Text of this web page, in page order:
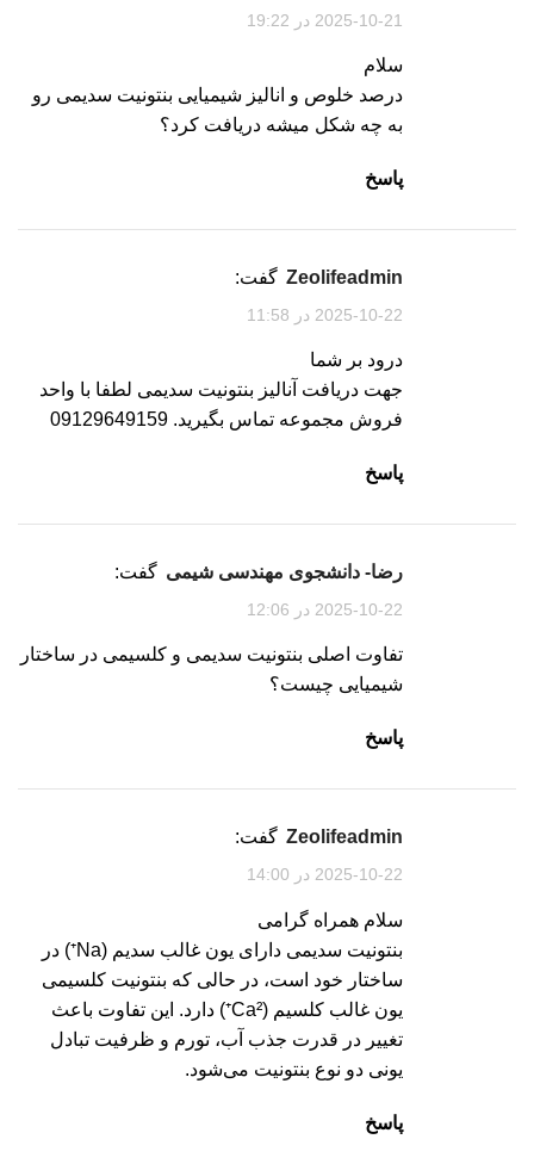
2025-10-21 در 19:22
سلام
درصد خلوص و انالیز شیمیایی بنتونیت سدیمی رو
به چه شکل میشه دریافت کرد؟
پاسخ
zeolifeadmin گفت:
2025-10-22 در 11:58
درود بر شما
جهت دریافت آنالیز بنتونیت سدیمی لطفا با واحد
فروش مجموعه تماس بگیرید. 09129649159
پاسخ
رضا- دانشجوی مهندسی شیمی گفت:
2025-10-22 در 12:06
تفاوت اصلی بنتونیت سدیمی و کلسیمی در ساختار
شیمیایی چیست؟
پاسخ
zeolifeadmin گفت:
2025-10-22 در 14:00
سلام همراه گرامی
بنتونیت سدیمی دارای یون غالب سدیم (Na⁺) در
ساختار خود است، در حالی که بنتونیت کلسیمی
یون غالب کلسیم (Ca²⁺) دارد. این تفاوت باعث
تغییر در قدرت جذب آب، تورم و ظرفیت تبادل
یونی دو نوع بنتونیت می‌شود.
پاسخ